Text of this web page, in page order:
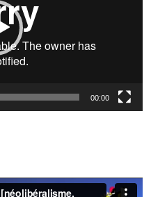
00:00